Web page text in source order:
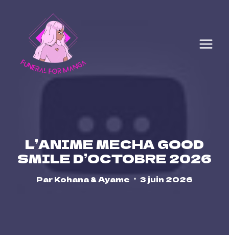
content
L’ANIME MECHA GOOD
SMILE D’OCTOBRE 2026
ParKohana & Ayame 3 juin 2026